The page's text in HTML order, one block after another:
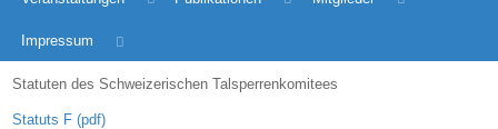
Impressum
Statuten des Schweizerischen Talsperrenkomitees
Statuts F (pdf)